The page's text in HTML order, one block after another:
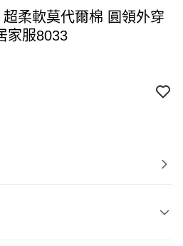
柔軟莫代爾棉 圓領外穿
家服8033